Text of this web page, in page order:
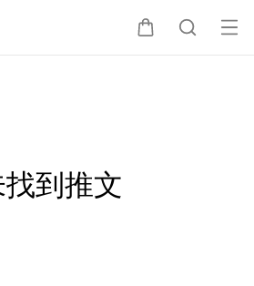
到推文